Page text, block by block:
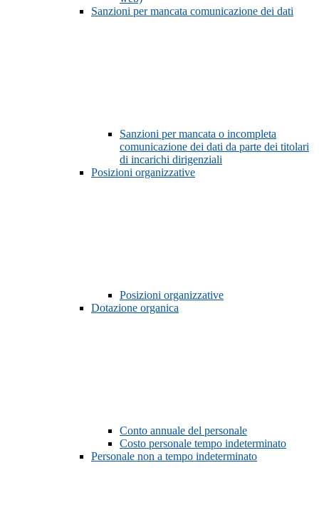
Sanzioni per mancata comunicazione dei dati
Sanzioni per mancata o incompleta
comunicazione dei dati da parte dei titolari
di incarichi dirigenziali
Posizioni organizzative
Posizioni organizzative
Dotazione organica
Conto annuale del personale
Costo personale tempo indeterminato
Personale non a tempo indeterminato